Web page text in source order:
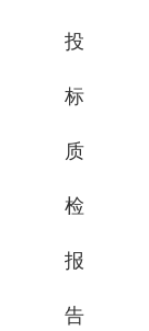
投
标
质
检
报
告